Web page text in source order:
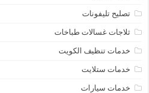
تصليح تليفونات
ثلاجات غسالات طباخات
خدمات تنظيف الكويت
خدمات ستلايت
خدمات سيارات